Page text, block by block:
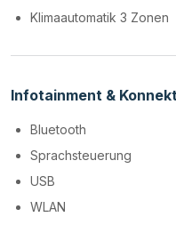
Klimaautomatik 3 Zonen
Infotainment &
Bluetooth
Sprachsteuerung
USB
WLAN